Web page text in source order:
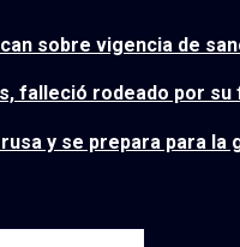
sobre vigencia de
falleció rodeado por
y se prepara para